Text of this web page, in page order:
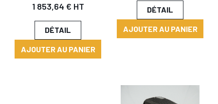
1 853,64 € HT
DÉTAIL
AJOUTER AU PANIER
DÉTAIL
AJOUTER AU PANIER